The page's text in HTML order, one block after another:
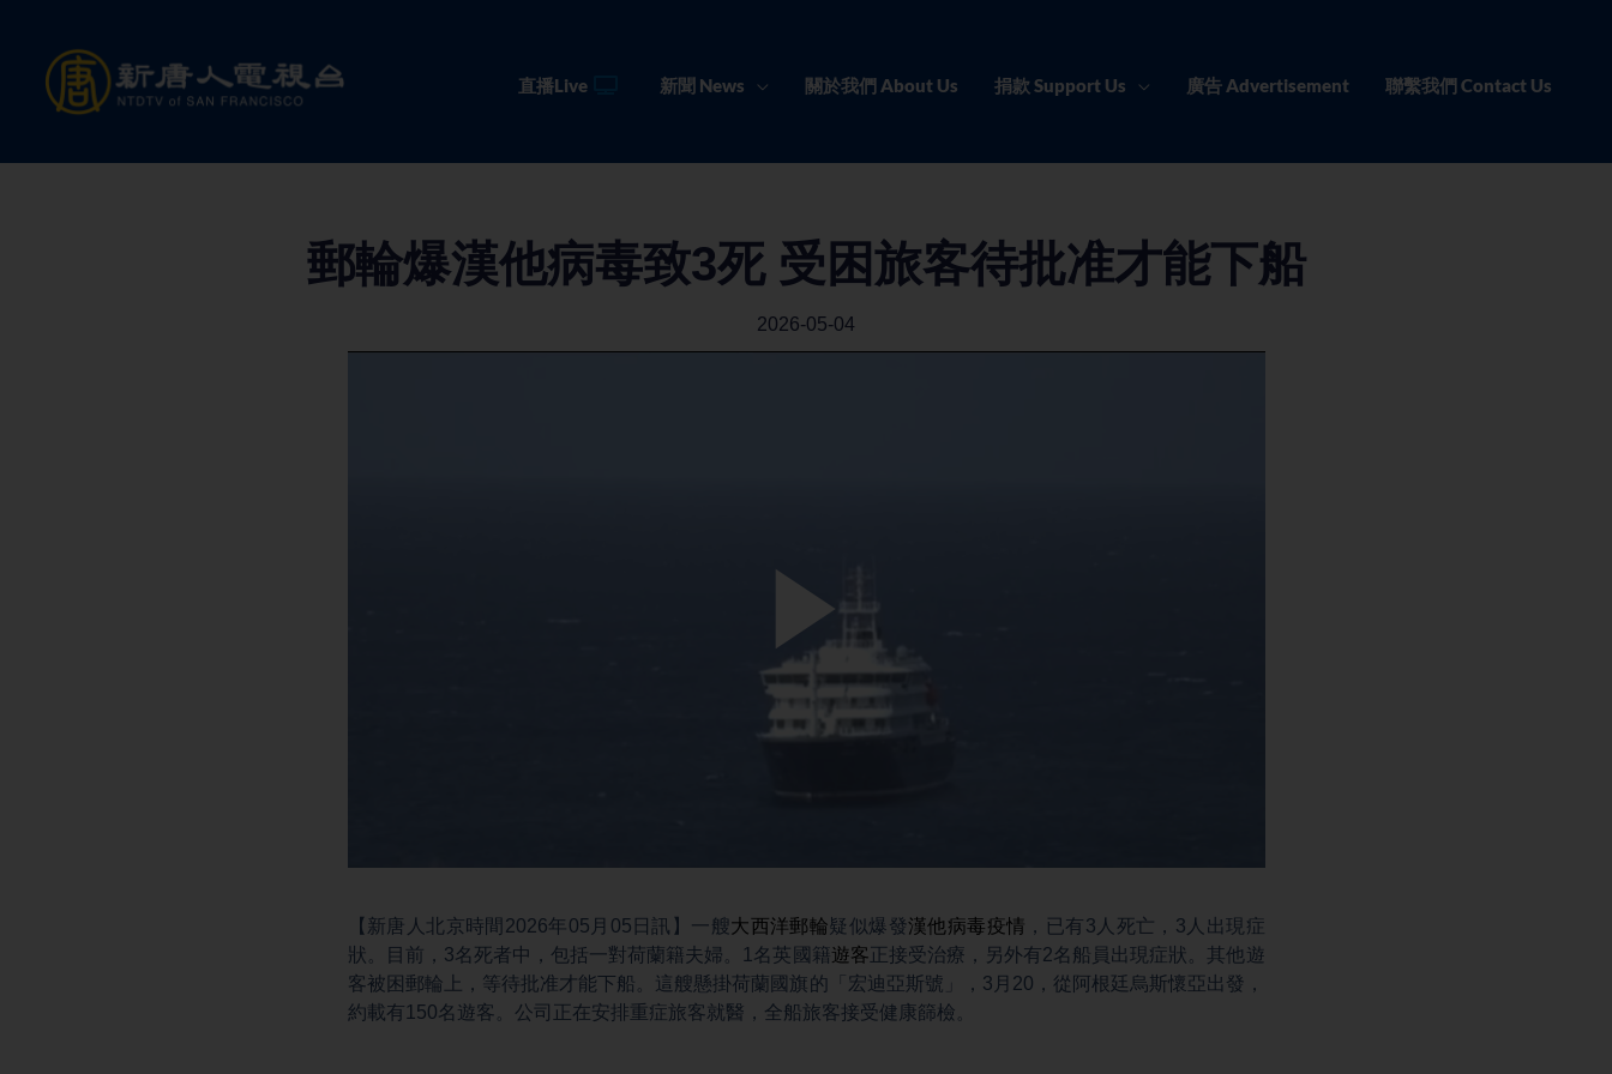
content
直播Live 新聞 News 關於我們 About Us 捐款 Support Us 廣告 Advertisement 聯繫我們 Contact Us
郵輪爆漢他病毒致3死 受困旅客待批准才能下船
2026-05-04
【新唐人北京時間2026年05月05日訊】一艘大西洋郵輪疑似爆發漢他病毒疫情 ，已有3人死亡，3人出現症
狀。目前，3名死者中，包括一對荷蘭籍夫婦。1名英國籍遊客正接受治療，另外有2名船員出現症狀。其他遊
客被困郵輪上，等待批准才能下船。這艘懸掛荷蘭國旗的「宏迪亞斯號」，3月20，從阿根廷烏斯懷亞出發，
約載有150名遊客。公司正在安排重症旅客就醫，全船旅客接受健康篩檢。